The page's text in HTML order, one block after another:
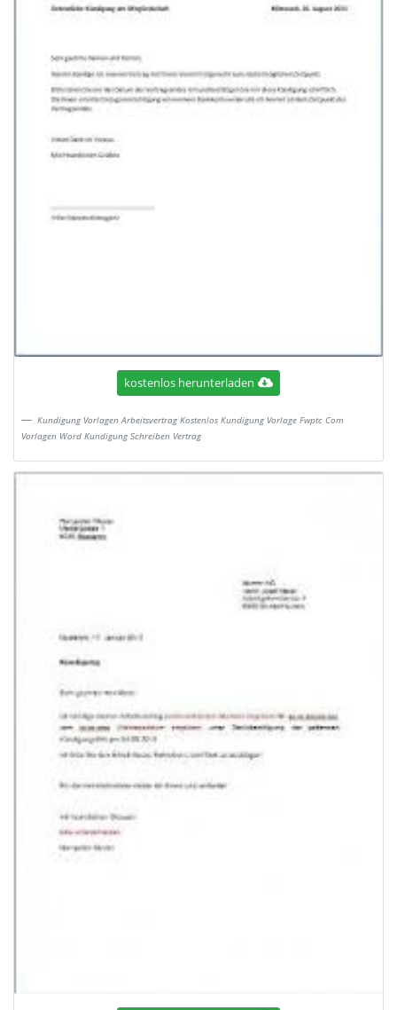
kostenlos herunterladen
Kundigung Vorlagen Arbeitsvertrag Kostenlos Kundigung Vorlage Fwptc Com
Vorlagen Word Kundigung Schreiben Vertrag